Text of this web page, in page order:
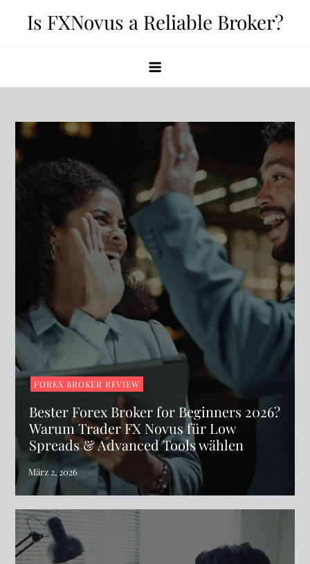
Is FXNovus a Reliable Broker?
FOREX BROKER REVIEW
Bester Forex Broker for Beginners 2026?
Warum Trader FX Novus für Low
Spreads & Advanced Tools wählen